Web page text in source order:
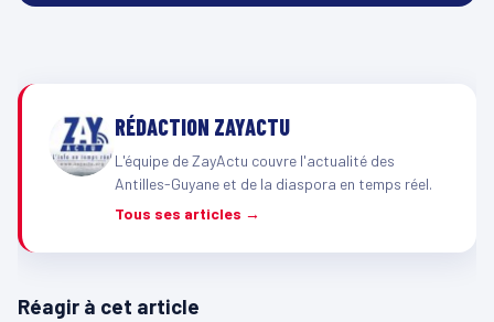
RÉDACTION ZAYACTU
L'équipe de ZayActu couvre l'actualité des
Antilles-Guyane et de la diaspora en temps réel.
Tous ses articles →
Réagir à cet article